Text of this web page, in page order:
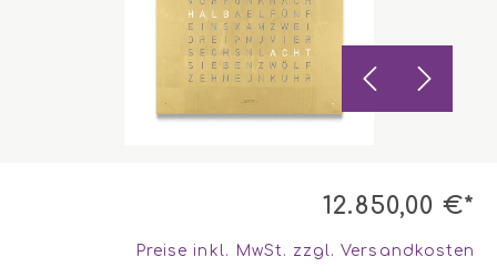
12.850,00 €*
Preise inkl. MwSt. zzgl. Versandkosten